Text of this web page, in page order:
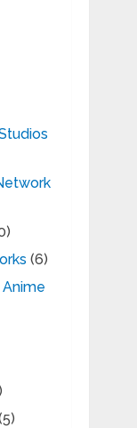
(6)